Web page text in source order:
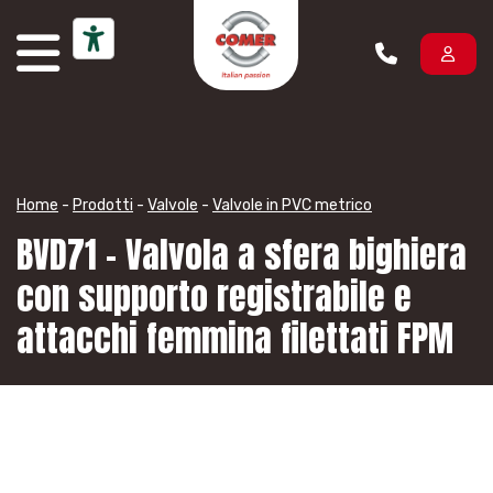
Home - Prodotti - Valvole - Valvole in PVC metrico
BVD71 – Valvola a sfera bighiera
con supporto registrabile e
attacchi femmina filettati FPM